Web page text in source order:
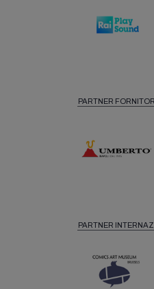
PARTNER
PARTNER